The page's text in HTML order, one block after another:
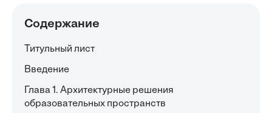
Содержание
Титульный лист
Введение
Глава 1. Архитектурные решения
образовательных пространств